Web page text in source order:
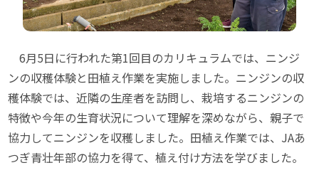
6月5日に行われた第1回目のカリキュラムでは、ニンジ
ンの収穫体験と田植え作業を実施しました。ニンジンの収
穫体験では、近隣の生産者を訪問し、栽培するニンジンの
特徴や今年の生育状況について理解を深めながら、親子で
協力してニンジンを収穫しました。田植え作業では、JAあ
つぎ青壮年部の協力を得て、植え付け方法を学びました。